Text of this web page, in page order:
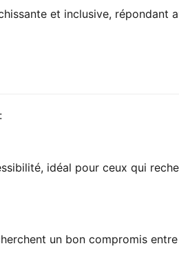
et inclusive, répondant
idéal pour ceux qui
un bon compromis